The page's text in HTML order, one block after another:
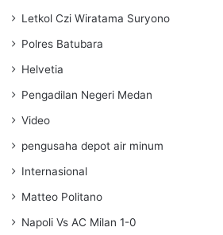
Letkol Czi Wiratama Suryono
Polres Batubara
Helvetia
Pengadilan Negeri Medan
Video
pengusaha depot air minum
Internasional
Matteo Politano
Napoli Vs AC Milan 1-0